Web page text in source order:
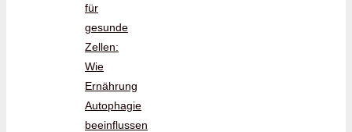
für
gesunde
Zellen:
Wie
Ernährung
Autophagie
beeinflussen